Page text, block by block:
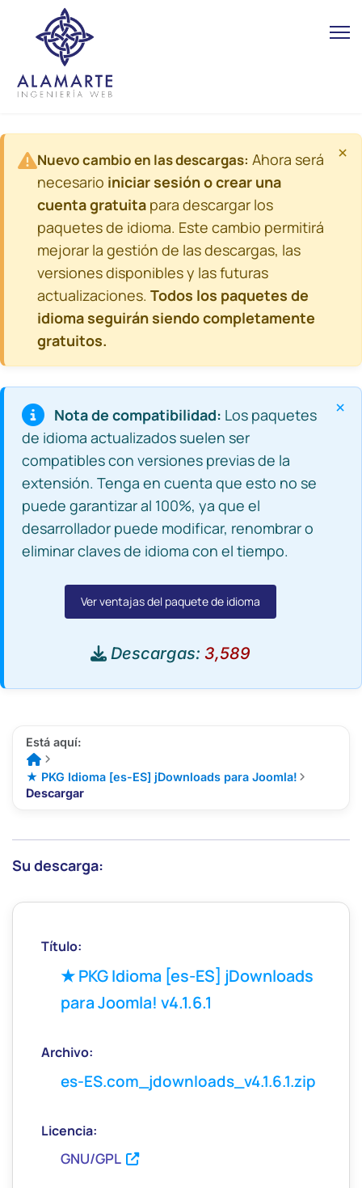
×
Nuevo cambio en las descargas: Ahora será
necesario iniciar sesión o crear una
cuenta gratuita para descargar los
paquetes de idioma. Este cambio permitirá
mejorar la gestión de las descargas, las
versiones disponibles y las futuras
actualizaciones. Todos los paquetes de
idioma seguirán siendo completamente
gratuitos.
×
Nota de compatibilidad: Los paquetes
de idioma actualizados suelen ser
compatibles con versiones previas de la
extensión. Tenga en cuenta que esto no se
puede garantizar al 100%, ya que el
desarrollador puede modificar, renombrar o
eliminar claves de idioma con el tiempo.
Ver ventajas del paquete de idioma
Descargas: 3,589
Está aquí:

Inicio

★ PKG Idioma [es-ES] jDownloads para Joomla! 
Descargar
Su descarga:
★ PKG Idioma [es-ES] jDownloads
para Joomla! v4.1.6.1
es-ES.com_jdownloads_v4.1.6.1.zip
GNU/GPL